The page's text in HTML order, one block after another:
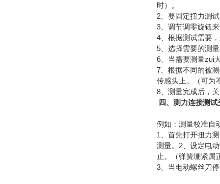
时）。
2、要固定扭力测
3、调节调零旋钮
4、根据测试需要
5、选择需要的测
6、当需要测量zui
7、根据不同的被
传感头上。（可为
8、测量完成后，
四、测力连接测试
例如：测量校准自
1、首先打开扭力
测量。2、设定电
止。（弹簧绷紧属
3、当电动螺丝刀